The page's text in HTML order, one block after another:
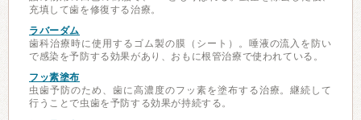
充填して歯を修復する治療。
ラバーダム
歯科治療時に使用するゴム製の膜（シート）。唾液の流入を防い
で感染を予防する効果があり、おもに根管治療で使われている。
フッ素塗布
虫歯予防のため、歯に高濃度のフッ素を塗布する治療。継続して
行うことで虫歯を予防する効果が持続する。